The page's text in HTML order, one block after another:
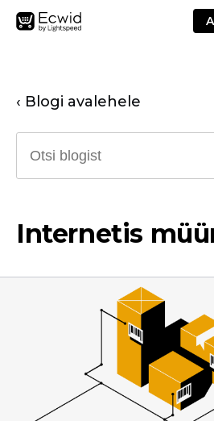
‹ Blogi avalehele
Internetis